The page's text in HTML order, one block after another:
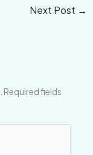
Next Post →
Required fields